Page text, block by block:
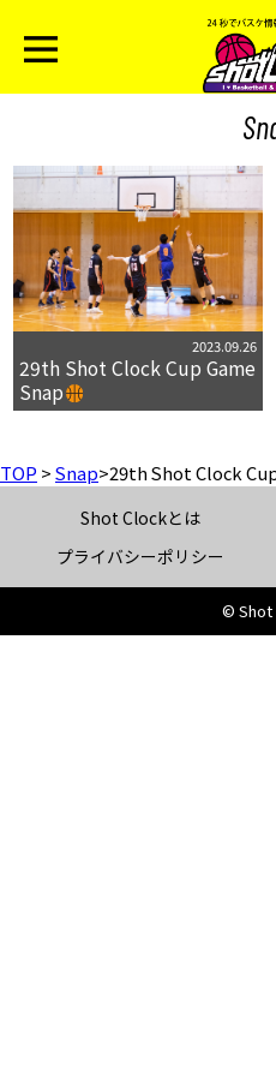
2023.09.26
29th Shot Clock Cup Game
Snap
TOP >Snap>29th Shot Clock
Shot Clockとは
プライバシーポリシー
© Shot